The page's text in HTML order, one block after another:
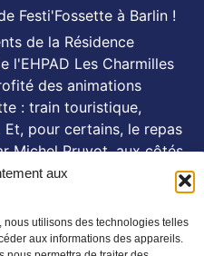
aux
nous utilisons des technologies telles
aux informations des appareils.
Festi'Fossette à Barlin !
de la Résidence
l'EHPAD Les Charmilles
des animations
: train touristique,
pour certains, le repas
Michel Pruvot, aux côtés